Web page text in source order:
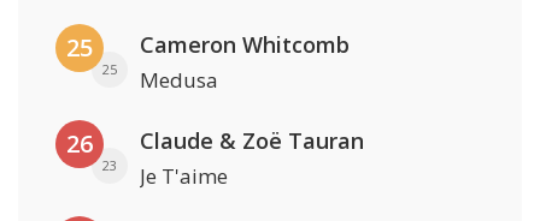
25
25
Cameron Whitcomb
Medusa
26
23
Claude & Zoë Tauran
Je T'aime